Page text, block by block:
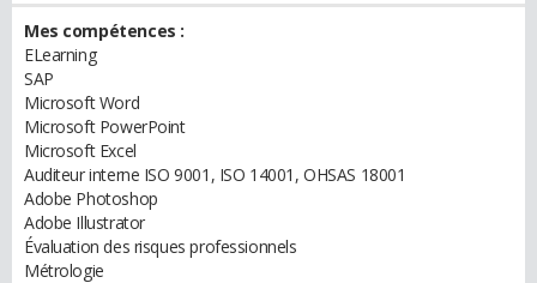
Mes compétences :
ELearning
SAP
Microsoft Word
Microsoft PowerPoint
Microsoft Excel
Auditeur interne ISO 9001, ISO 14001, OHSAS 18001
Adobe Photoshop
Adobe Illustrator
Évaluation des risques professionnels
Métrologie